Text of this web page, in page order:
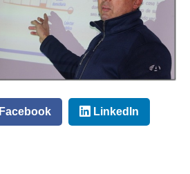
Facebook LinkedIn